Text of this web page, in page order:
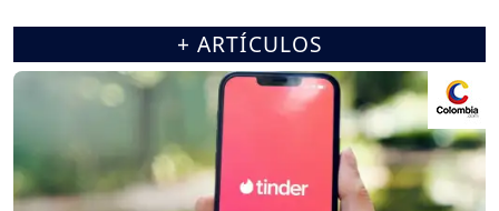
+ ARTÍCULOS